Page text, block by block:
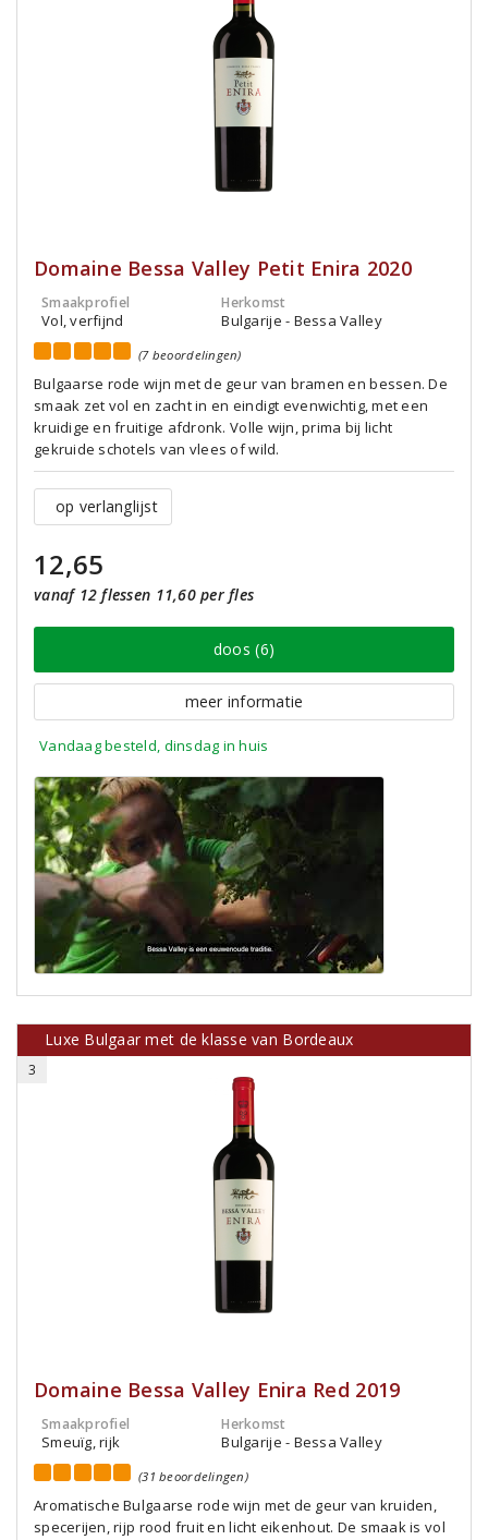
Domaine Bessa Valley Petit Enira 2020
Smaakprofiel
Vol, verfijnd
Herkomst
Bulgarije - Bessa Valley
(7 beoordelingen)
Bulgaarse rode wijn met de geur van bramen en bessen. De
smaak zet vol en zacht in en eindigt evenwichtig, met een
kruidige en fruitige afdronk. Volle wijn, prima bij licht
gekruide schotels van vlees of wild.
op verlanglijst
12,65
vanaf 12 flessen 11,60 per fles
doos (6)
meer informatie
Vandaag besteld, dinsdag in huis
Luxe Bulgaar met de klasse van Bordeaux
3
Domaine Bessa Valley Enira Red 2019
Smaakprofiel
Smeuïg, rijk
Herkomst
Bulgarije - Bessa Valley
(31 beoordelingen)
Aromatische Bulgaarse rode wijn met de geur van kruiden,
specerijen, rijp rood fruit en licht eikenhout. De smaak is vol